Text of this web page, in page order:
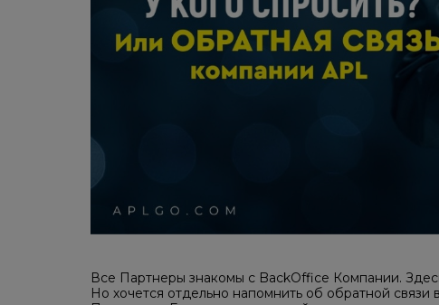
Все Партнеры знакомы с BackOffice Компании.
Но хочется отдельно напомнить об обратной